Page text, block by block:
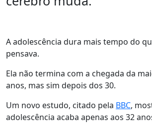
A adolescência dura mais tempo do
pensava.
Ela não termina com a chegada da
anos, mas sim depois dos 30.
Um novo estudo, citado pela BBC,
adolescência acaba apenas aos 32